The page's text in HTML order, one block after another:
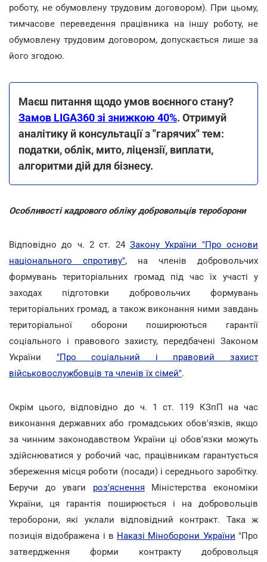
роботу, не обумовлену трудовим договором). При цьому,
тимчасове переведення працівника на іншу роботу, не
обумовлену трудовим договором, допускається лише за
його згодою.
Маєш питання щодо умов воєнного стану?
Замов LIGA360 зі знижкою 40%. Отримуй
аналітику й консультації з "гарячих" тем:
податки, облік, мито, ліцензії, виплати,
алгоритми дій для бізнесу.
Особливості кадрового обліку добровольців тероборони
Відповідно до ч. 2 ст. 24 Закону України "Про основи
національного спротиву", на членів добровольчих
формувань територіальних громад під час їх участі у
заходах підготовки добровольчих формувань
територіальних громад, а також виконання ними завдань
територіальної оборони поширюються гарантії
соціального і правового захисту, передбачені Законом
України "Про соціальний і правовий захист
військовослужбовців та членів їх сімей".
Окрім цього, відповідно до ч. 1 ст. 119 КЗпП на час
виконання державних або громадських обов'язків, якщо
за чинним законодавством України ці обов'язки можуть
здійснюватися у робочий час, працівникам гарантується
збереження місця роботи (посади) і середнього заробітку.
Беручи до уваги роз'яснення Міністерства економіки
України, ця гарантія поширюється і на добровольців
тероборони, які уклали відповідний контракт. Така ж
позиція відображена і в Наказі Міноборони України "Про
затвердження форми контракту добровольця